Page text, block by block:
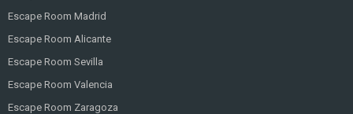
Escape Room Madrid
Escape Room Alicante
Escape Room Sevilla
Escape Room Valencia
Escape Room Zaragoza